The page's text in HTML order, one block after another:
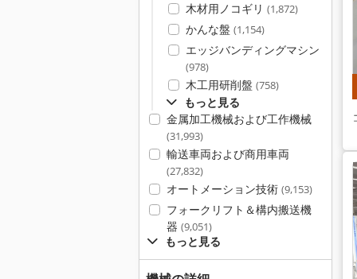
木材用ノコギリ (1,872)
かんな盤 (1,154)
エッジバンディングマシン
(978)
木工用研削盤 (758)
もっと見る
金属加工機械および工作機械
(31,993)
輸送車両および商用車両
(27,832)
オートメーション技術 (9,153)
フォークリフト＆構内搬送機
器 (9,051)
もっと見る